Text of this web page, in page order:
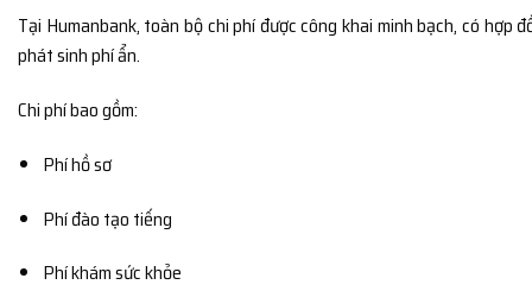
Tại Humanbank, toàn bộ chi phí được công khai minh bạch, có hợp
phát sinh phí ẩn.
Chi phí bao gồm:
Phí hồ sơ
Phí đào tạo tiếng
Phí khám sức khỏe